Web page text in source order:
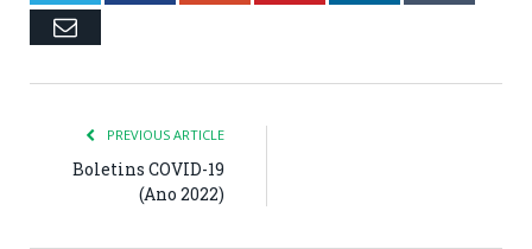
Email
PREVIOUS ARTICLE
Boletins COVID-19
(Ano 2022)